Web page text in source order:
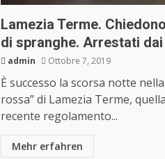
Lamezia Terme.
di spranghe. Arrestati
admin Ottobre 7, 2019
È successo la scorsa notte
rossa” di Lamezia Terme,
recente regolamento...
Mehr erfahren